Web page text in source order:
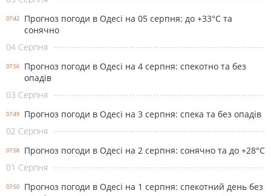
07:42
Прогноз погоди в Одесі на 05 серпня: до +33°С та
сонячно
04 Серпня
07:56
Прогноз погоди в Одесі на 4 серпня: спекотно та без
опадів
03 Серпня
07:49
Прогноз погоди в Одесі на 3 серпня: спека та без опадів
02 Серпня
07:58
Прогноз погоди в Одесі на 2 серпня: сонячно та до +28°С
01 Серпня
07:50
Прогноз погоди в Одесі на 1 серпня: спекотний день без